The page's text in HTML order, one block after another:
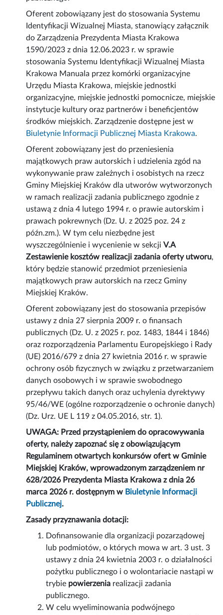
Oferent zobowiązany jest do stosowania Systemu
Identyfikacji Wizualnej Miasta, stanowiący załącznik
do Zarządzenia Prezydenta Miasta Krakowa
1590/2023 z dnia 12.06.2023 r. w sprawie
stosowania Systemu Identyfikacji Wizualnej Miasta
Krakowa Manuala przez komórki organizacyjne
Urzędu Miasta Krakowa, miejskie jednostki
organizacyjne, miejskie jednostki pomocnicze, miejskie
instytucje kultury oraz partnerów i beneficjentów
środków miejskich. Zarządzenie dostępne jest w
Biuletynie Informacji Publicznej Miasta Krakowa.
Oferent zobowiązany jest do przeniesienia
majątkowych praw autorskich i udzielenia zgód na
wykonywanie praw zależnych i osobistych na rzecz
Gminy Miejskiej Kraków dla utworów wytworzonych
w ramach realizacji zadania publicznego zgodnie z
ustawą z dnia 4 lutego 1994 r. o prawie autorskim i
prawach pokrewnych (Dz. U. z 2025 poz. 24 z
późn.zm.). W tym celu niezbędne jest
wyszczególnienie i wycenienie w sekcjiV.A
Zestawienie kosztów realizacji zadania oferty utworu,
który będzie stanowić przedmiot przeniesienia
majątkowych praw autorskich na rzecz Gminy
Miejskiej Kraków.
Oferent zobowiązany jest do stosowania przepisów
ustawy z dnia 27 sierpnia 2009 r. o finansach
publicznych (Dz. U. z 2025 r. poz. 1483, 1844 i 1846)
oraz rozporządzenia Parlamentu Europejskiego i Rady
(UE) 2016/679 z dnia 27 kwietnia 2016 r. w sprawie
ochrony osób fizycznych w związku z przetwarzaniem
danych osobowych i w sprawie swobodnego
przepływu takich danych oraz uchylenia dyrektywy
95/46/WE (ogólne rozporządzenie o ochronie danych)
(Dz. Urz. UE L 119 z 04.05.2016, str. 1).
UWAGA: Przed przystąpieniem do opracowywania
oferty, należy zapoznać się z obowiązującym
Regulaminem otwartych konkursów ofert w Gminie
Miejskiej Kraków, wprowadzonym zarządzeniem nr
628/2026 Prezydenta Miasta Krakowa z dnia 26
marca 2026 r. dostępnym w Biuletynie Informacji
Publicznej.
Zasady przyznawania dotacji:
Dofinansowanie dla organizacji pozarządowej
lub podmiotów, o których mowa w art. 3 ust. 3
ustawy z dnia 24 kwietnia 2003 r. o działalności
pożytku publicznego i o wolontariacie nastąpi w
trybie powierzenia realizacji zadania
publicznego.
W celu wyeliminowania podwójnego